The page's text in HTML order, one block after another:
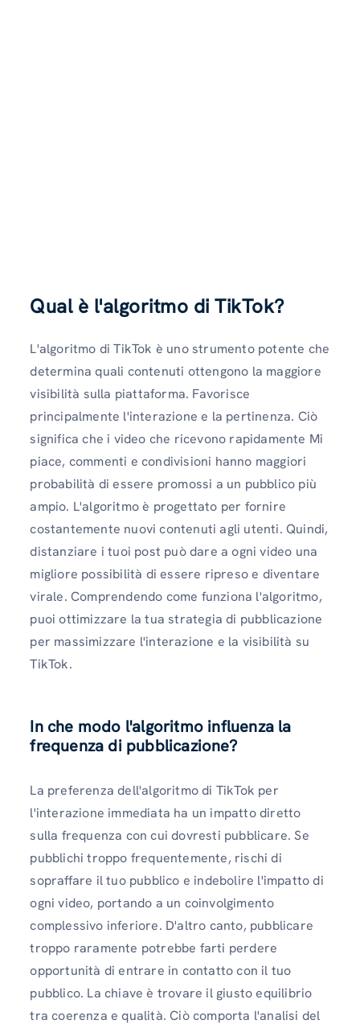
Qual è l'algoritmo di TikTok?
L'algoritmo di TikTok è uno strumento potente che
determina quali contenuti ottengono la maggiore
visibilità sulla piattaforma. Favorisce
principalmente l'interazione e la pertinenza. Ciò
significa che i video che ricevono rapidamente Mi
piace, commenti e condivisioni hanno maggiori
probabilità di essere promossi a un pubblico più
ampio. L'algoritmo è progettato per fornire
costantemente nuovi contenuti agli utenti. Quindi,
distanziare i tuoi post può dare a ogni video una
migliore possibilità di essere ripreso e diventare
virale. Comprendendo come funziona l'algoritmo,
puoi ottimizzare la tua strategia di pubblicazione
per massimizzare l'interazione e la visibilità su
TikTok.
In che modo l'algoritmo influenza la
frequenza di pubblicazione?
La preferenza dell'algoritmo di TikTok per
l'interazione immediata ha un impatto diretto
sulla frequenza con cui dovresti pubblicare. Se
pubblichi troppo frequentemente, rischi di
sopraffare il tuo pubblico e indebolire l'impatto di
ogni video, portando a un coinvolgimento
complessivo inferiore. D'altro canto, pubblicare
troppo raramente potrebbe farti perdere
opportunità di entrare in contatto con il tuo
pubblico. La chiave è trovare il giusto equilibrio
tra coerenza e qualità. Ciò comporta l'analisi del